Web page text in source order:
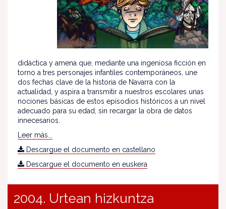
didáctica y amena que, mediante una ingeniosa ficción en
torno a tres personajes infantiles contemporáneos, une
dos fechas clave de la historia de Navarra con la
actualidad, y aspira a transmitir a nuestros escolares unas
nociones básicas de estos episodios históricos a un nivel
adecuado para su edad, sin recargar la obra de datos
innecesarios.
Leer más...
Descargue el documento en castellano
Descargue el documento en euskera
2004. Urtean hizkuntza